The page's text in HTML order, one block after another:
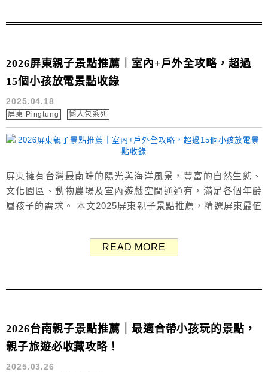
2026屏東親子景點推薦｜室內+戶外全攻略，超過
15個小孩放電景點收錄
2025.04.18
屏東 Pingtung 懶人包系列
屏東擁有台灣最南端的陽光與海洋風景，豐富的自然生態、
文化園區、動物農場及室內遊戲空間通通有，滿足各個年齡
層孩子的需求。 本文2025屏東親子景點推薦，精選屏東最值
點特色與旅遊資訊，推薦共16個台南親子旅遊景點。 屏東戶
READ MORE
2026台南親子景點推薦｜最適合帶小孩玩的景點，
親子旅遊必收藏攻略！
2025.03.26